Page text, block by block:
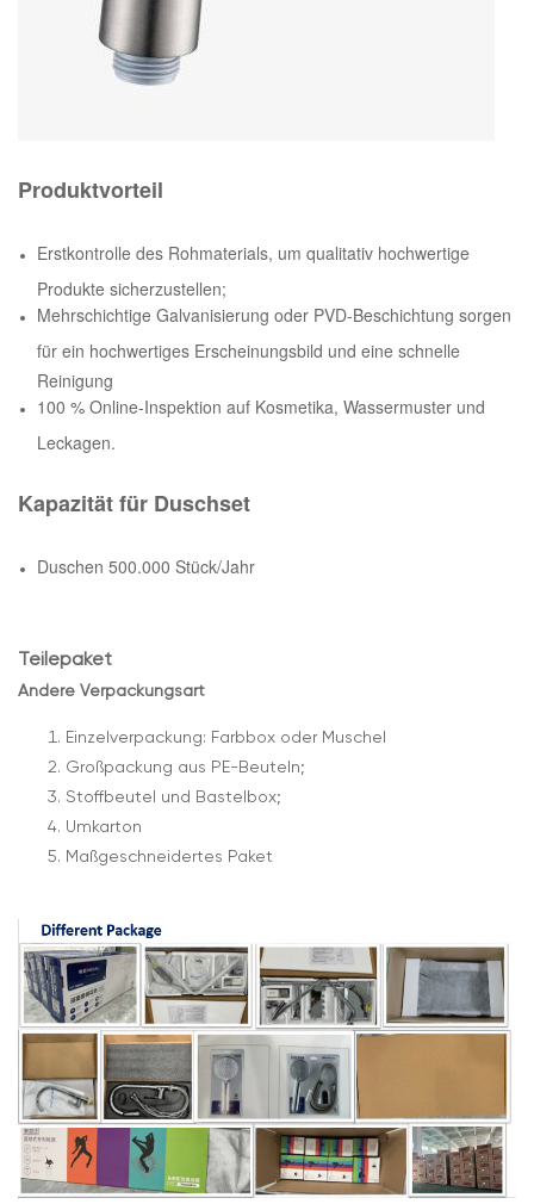
Produktvorteil
Erstkontrolle des Rohmaterials, um qualitativ hochwertige
Produkte sicherzustellen;
Mehrschichtige Galvanisierung oder PVD-Beschichtung sorgen
für ein hochwertiges Erscheinungsbild und eine schnelle
Reinigung
100 % Online-Inspektion auf Kosmetika, Wassermuster und
Leckagen.
Kapazität für Duschset
Duschen 500.000 Stück/Jahr
Teilepaket
Andere Verpackungsart
Einzelverpackung: Farbbox oder Muschel
Großpackung aus PE-Beuteln;
Stoffbeutel und Bastelbox;
Umkarton
Maßgeschneidertes Paket